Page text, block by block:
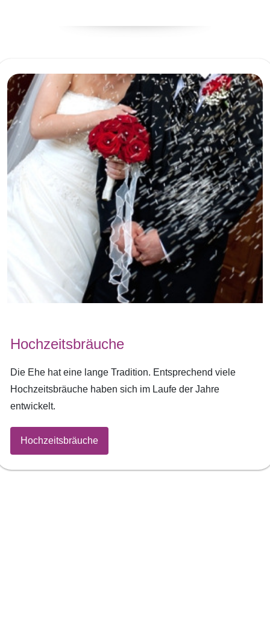
Hochzeitsbräuche
Die Ehe hat eine lange Tradition. Entsprechend viele
Hochzeitsbräuche haben sich im Laufe der Jahre
entwickelt.
Hochzeitsbräuche